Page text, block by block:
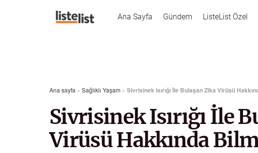
Ana Sayfa Gündem ListeList Özel
Ana sayfa » Sağlıklı Yaşam » Sivrisinek Isırığı İle Bulaşan Zika Virüsü
Sivrisinek Isırığı İle
Virüsü Hakkında